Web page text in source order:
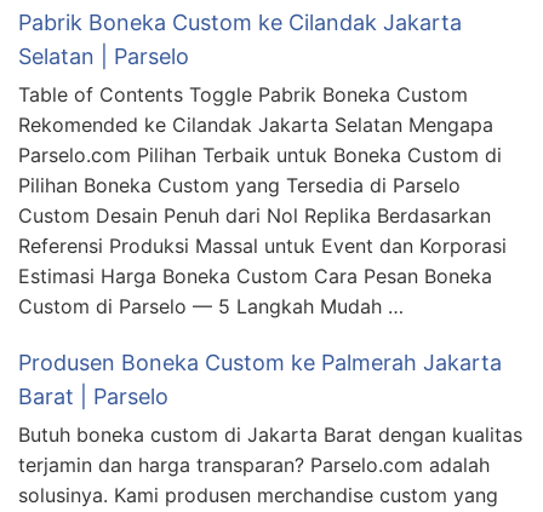
Pabrik Boneka Custom ke Cilandak Jakarta
Selatan | Parselo
Table of Contents Toggle Pabrik Boneka Custom
Rekomended ke Cilandak Jakarta Selatan Mengapa
Parselo.com Pilihan Terbaik untuk Boneka Custom di
Pilihan Boneka Custom yang Tersedia di Parselo
Custom Desain Penuh dari Nol Replika Berdasarkan
Referensi Produksi Massal untuk Event dan Korporasi
Estimasi Harga Boneka Custom Cara Pesan Boneka
Custom di Parselo — 5 Langkah Mudah …
Produsen Boneka Custom ke Palmerah Jakarta
Barat | Parselo
Butuh boneka custom di Jakarta Barat dengan kualitas
terjamin dan harga transparan? Parselo.com adalah
solusinya. Kami produsen merchandise custom yang